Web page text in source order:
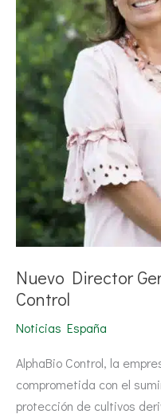
Nuevo Director
Control
Noticias España
AlphaBio Control, la
comprometida con el
protección de cultivos